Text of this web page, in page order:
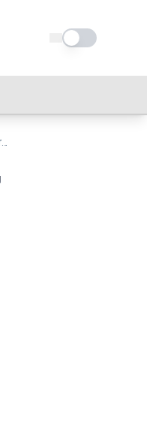
Schimba tema
Transelectrica investește aproape 129 milioane de lei în modernizarea rețelei electrice și pregătește integrarea a 5.000 MW de energie regenerabilă